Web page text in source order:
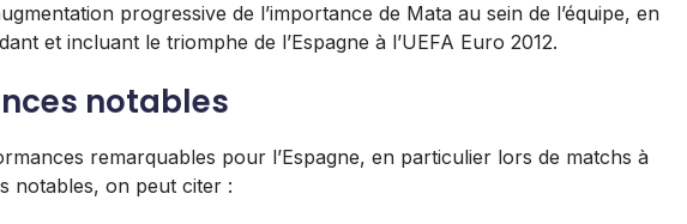
progressive de l’importance de Mata au sein de l’équipe, en
et incluant le triomphe de l’Espagne à l’UEFA Euro 2012.
notables
remarquables pour l’Espagne, en particulier lors de matchs à
notables, on peut citer :